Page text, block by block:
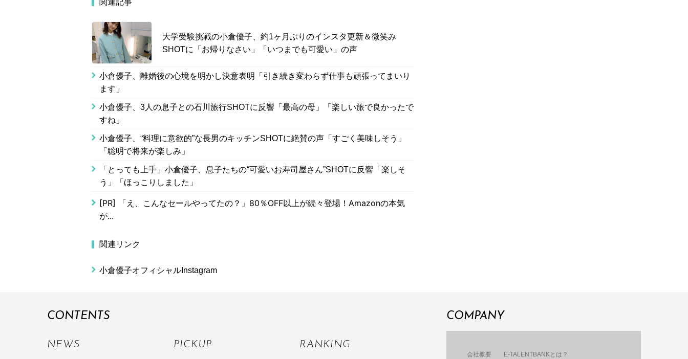
関連記事
大学受験挑戦の小倉優子、約1ヶ月ぶりのインスタ更新＆微笑み
SHOTに「お帰りなさい」「いつまでも可愛い」の声
小倉優子、離婚後の心境を明かし決意表明「引き続き変わらず仕事も頑張ってまいり
ます」
小倉優子、3人の息子との石川旅行SHOTに反響「最高の母」「楽しい旅で良かったで
すね」
小倉優子、“料理に意欲的”な長男のキッチンSHOTに絶賛の声「すごく美味しそう」
「聡明で将来が楽しみ」
「とっても上手」小倉優子、息子たちの“可愛いお寿司屋さん”SHOTに反響「楽しそ
う」「ほっこりしました」
[PR]
「え、こんなセールやってたの？」80％OFF以上が続々登場！Amazonの本気
が...
関連リンク
小倉優子オフィシャルInstagram
CONTENTS
NEWS PICKUP RANKING
COMPANY
会社概要 E-TALENTBANKとは？